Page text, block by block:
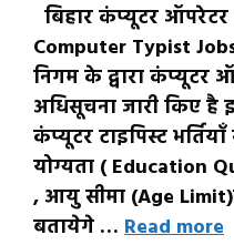
बिहार कंप्यूटर ऑपरेटर
Computer Typist
निगम के द्वारा कंप्यूटर
अधिसूचना जारी किए है
कंप्यूटर टाइपिस्ट
योग्यता ( Education
, आयु सीमा (Age
बतायेगे … Read more